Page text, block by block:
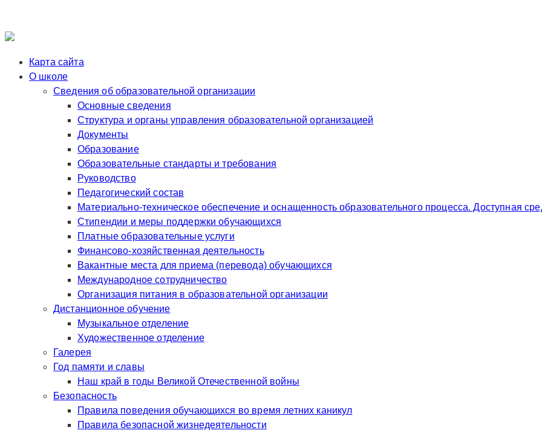
Карта сайта
О школе
Сведения об образовательной организации
Основные сведения
Структура и органы управления образовательной организацией
Документы
Образование
Образовательные стандарты и требования
Руководство
Педагогический состав
Материально-техническое обеспечение и оснащенность образовательного процесса. Доступная
Стипендии и меры поддержки обучающихся
Платные образовательные услуги
Финансово-хозяйственная деятельность
Вакантные места для приема (перевода) обучающихся
Международное сотрудничество
Организация питания в образовательной организации
Дистанционное обучение
Музыкальное отделение
Художественное отделение
Галерея
Год памяти и славы
Наш край в годы Великой Отечественной войны
Безопасность
Правила поведения обучающихся во время летних каникул
Правила безопасной жизнедеятельности